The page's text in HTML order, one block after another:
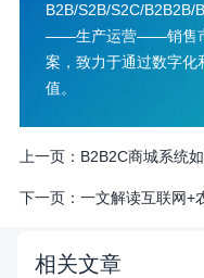
B2B/S2B/S2C/B2B2B/
——生产运营——销售市
案，致力于通过数字化
值。
上一页： B2B2C商城系统
下一页： 一文解读互联网+
相关文章